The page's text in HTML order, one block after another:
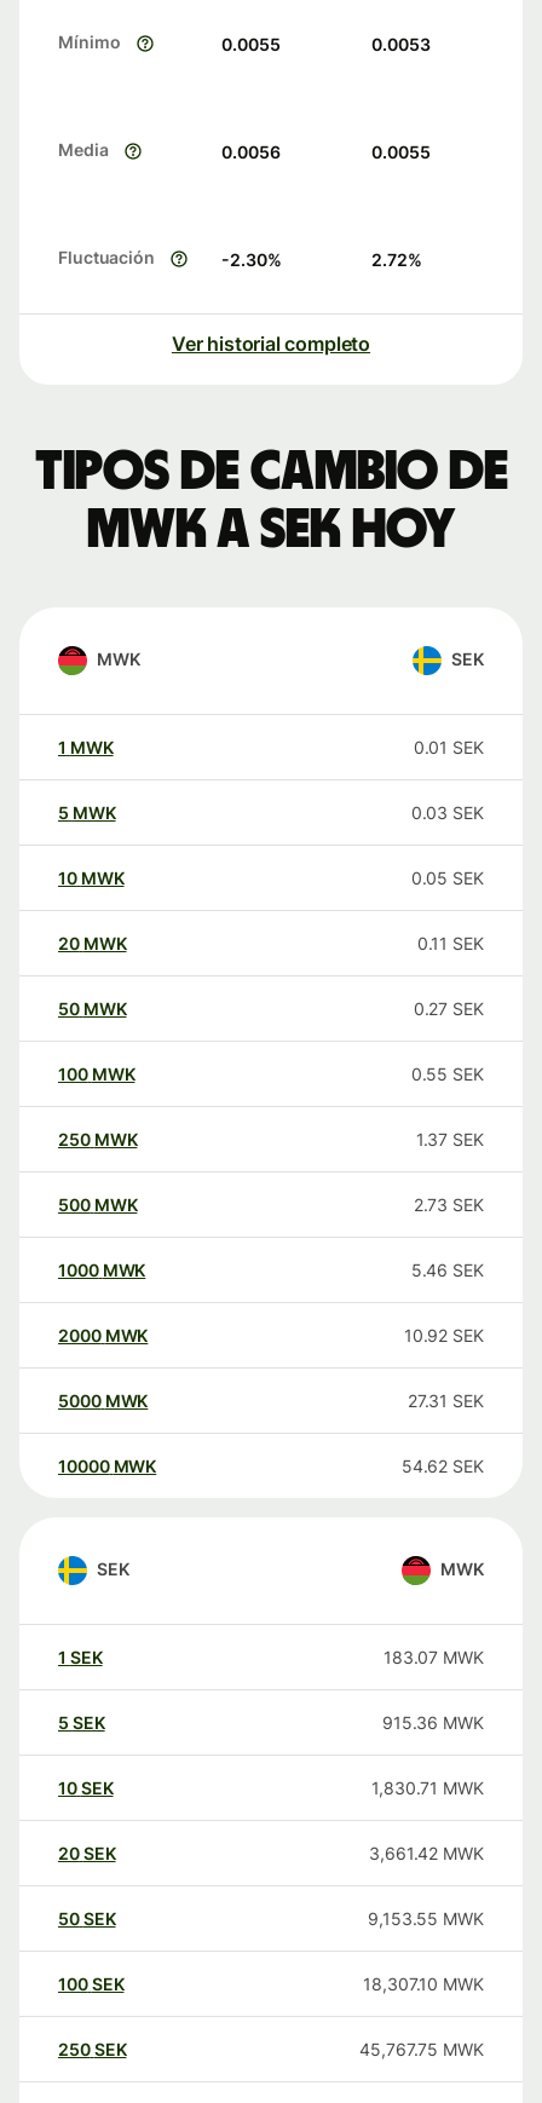
Mínimo 0.0055 0.0053
Media 0.0056 0.0055
Fluctuación -2.30% 2.72%
Ver historial completo
Tipos de cambio de
MWK a SEK hoy
MWK SEK
1 MWK 0.01 SEK
5 MWK 0.03 SEK
10 MWK 0.05 SEK
20 MWK 0.11 SEK
50 MWK 0.27 SEK
100 MWK 0.55 SEK
250 MWK 1.37 SEK
500 MWK 2.73 SEK
1000 MWK 5.46 SEK
2000 MWK 10.92 SEK
5000 MWK 27.31 SEK
10000 MWK 54.62 SEK
SEK MWK
1 SEK 183.07 MWK
5 SEK 915.36 MWK
10SEK 1,830.71 MWK
20SEK 3,661.42 MWK
50SEK 9,153.55 MWK
100SEK 18,307.10 MWK
250SEK 45,767.75 MWK